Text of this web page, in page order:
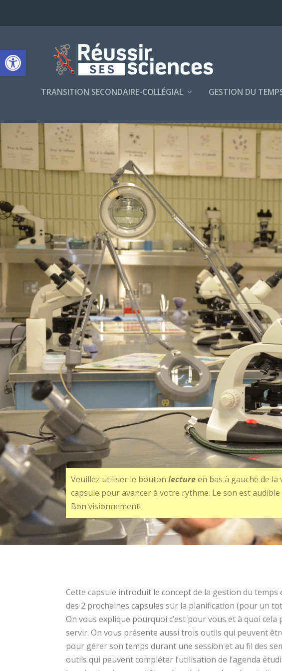
Ouvrir la barre d’outils
TRANSITION SECONDAIRE-COLLÉGIAL GESTION DU
Veuillez utiliser le bouton lectureen bas à gauche de
capsule pour avancer à votre rythme. Le son est
Bon visionnement!
Cette capsule introduit le concept de la gestion du temps
des 2 prochaines capsules sur la planification (pour un
On vous explique pourquoi c’est pour vous et à quoi cela
servir. On vous présente aussi trois outils qui peuvent
pour gérer son temps durant une session et au fil des
outils qui peuvent compléter l’utilisation de l’agenda